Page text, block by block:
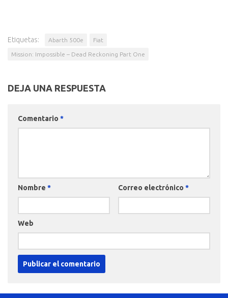
Etiquetas: Abarth 500e Fiat
Mission: Impossible – Dead Reckoning Part One
DEJA UNA RESPUESTA
Comentario *
Nombre * Correo electrónico *
Web